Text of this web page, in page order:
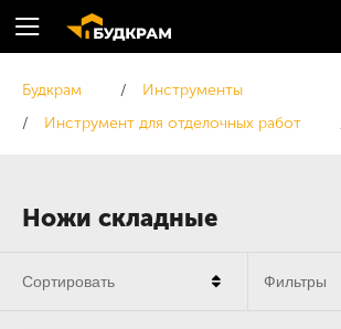
Ножи складные
Будкрам
Инструменты
Инструмент для отделочных работ
Сортировать Фильтры